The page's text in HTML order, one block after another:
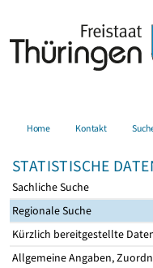
Home Kontakt
STATISTISCHE
Sachliche Suche
Regionale Suche
Kürzlich bereitgestellte
Allgemeine Angaben,